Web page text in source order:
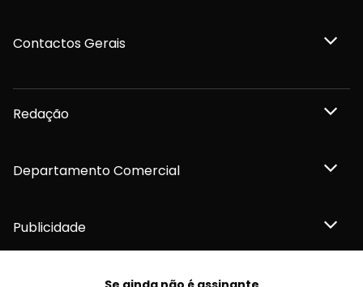
Contactos Gerais
Redação
Departamento Comercial
Publicidade